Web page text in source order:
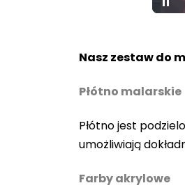
Nasz zestaw do
Płótno malarskie
Płótno jest
umożliwiają
Farby akrylowe